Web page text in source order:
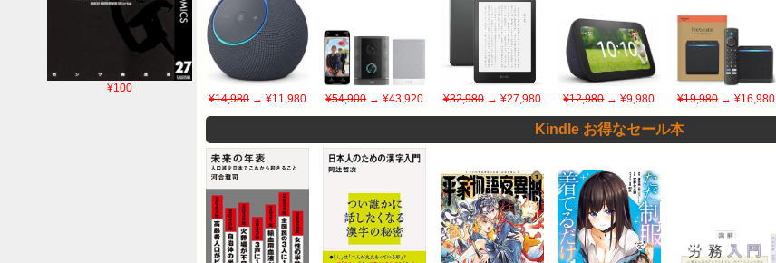
¥100
¥14,980 → ¥11,980 ¥54,900→ ¥43,920 ¥32,980→ ¥27,980 ¥12,980→ ¥9,980 ¥19,980→ ¥16,980
Kindle お得なセール本